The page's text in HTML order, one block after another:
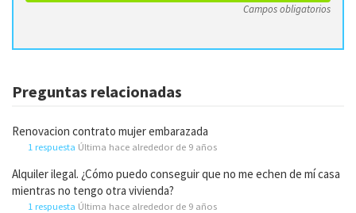
Campos obligatorios
Preguntas relacionadas
Renovacion contrato mujer embarazada
1 respuesta Última hace alrededor de 9 años
Alquiler ilegal. ¿Cómo puedo conseguir que no me echen de mí casa
mientras no tengo otra vivienda?
1 respuesta Última hace alrededor de 9 años